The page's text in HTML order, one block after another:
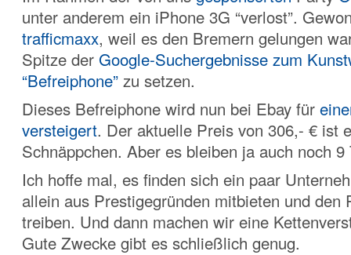
unter anderem ein iPhone 3G “verlost”.
trafficmaxx, weil es den Bremern gelungen
Spitze der Google-Suchergebnisse zum
“Befreiphone” zu setzen.
Dieses Befreiphone wird nun bei Ebay für
versteigert. Der aktuelle Preis von 306,- € ist
Schnäppchen. Aber es bleiben ja auch noch 9
Ich hoffe mal, es finden sich ein paar
allein aus Prestigegründen mitbieten und den
treiben. Und dann machen wir eine
Gute Zwecke gibt es schließlich genug.